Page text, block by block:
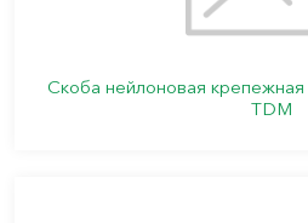
Скоба нейлоновая
TDM